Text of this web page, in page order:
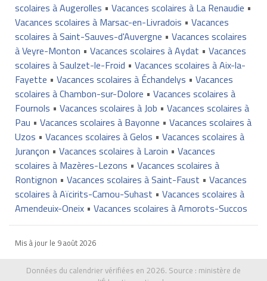
scolaires à Augerolles • Vacances scolaires à La Renaudie •
Vacances scolaires à Marsac-en-Livradois • Vacances
scolaires à Saint-Sauves-d'Auvergne • Vacances scolaires
à Veyre-Monton • Vacances scolaires à Aydat • Vacances
scolaires à Saulzet-le-Froid • Vacances scolaires à Aix-la-
Fayette • Vacances scolaires à Échandelys • Vacances
scolaires à Chambon-sur-Dolore • Vacances scolaires à
Fournols • Vacances scolaires à Job • Vacances scolaires à
Pau • Vacances scolaires à Bayonne • Vacances scolaires à
Uzos • Vacances scolaires à Gelos • Vacances scolaires à
Jurançon • Vacances scolaires à Laroin • Vacances
scolaires à Mazères-Lezons • Vacances scolaires à
Rontignon • Vacances scolaires à Saint-Faust • Vacances
scolaires à Aïcirits-Camou-Suhast • Vacances scolaires à
Amendeuix-Oneix• Vacances scolaires à Amorots-Succos
Mis à jour le 9 août 2026
Données du calendrier vérifiées en 2026. Source : ministère de